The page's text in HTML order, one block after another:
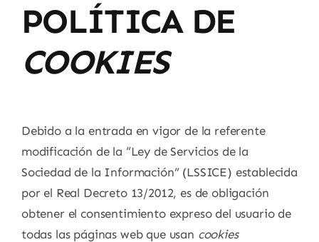
POLÍTICA DE
COOKIES
Debido a la entrada en vigor de la referente
modificación de la “Ley de Servicios de la
Sociedad de la Información” (LSSICE) establecida
por el Real Decreto 13/2012, es de obligación
obtener el consentimiento expreso del usuario de
todas las páginas web que usan cookies